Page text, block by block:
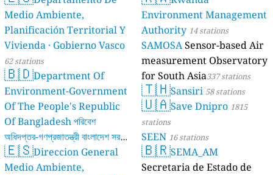
Medio Ambiente,
Planificación Territorial Y
Vivienda · Gobierno Vasco
62 stations
🇧🇩Department Of
Environment-Government
Of The People's Republic
Of Bangladesh পরিবেশ
অধিদপ্তর-গণপ্রজাতন্ত্রী বাংলাদেশ সরকার
17 stations
🇪🇸Direccion General
Medio Ambiente,
Environment Management
Authority 14 stations
SAMOSASensor-based Air
measurement Observatory
for South Asia337 stations
🇹🇭Sansiri 58 stations
🇺🇦Save Dnipro 1815
stations
SEEN 16 stations
🇧🇷SEMA_AM
Secretaria de Estado de